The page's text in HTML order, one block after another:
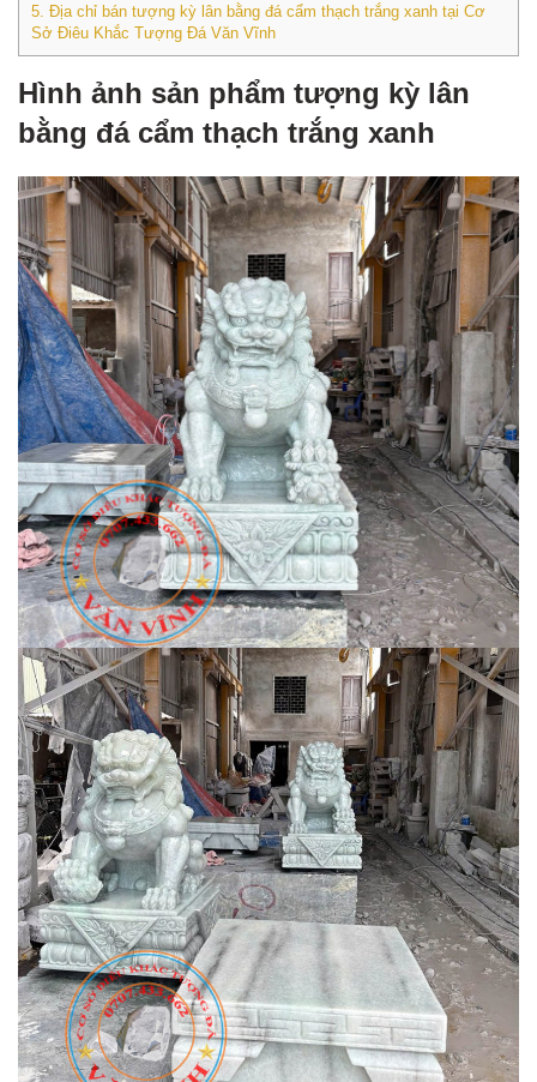
5. Địa chỉ bán tượng kỳ lân bằng đá cẩm thạch trắng xanh tại Cơ
Sở Điêu Khắc Tượng Đá Văn Vĩnh
Hình ảnh sản phẩm tượng kỳ lân
bằng đá cẩm thạch trắng xanh